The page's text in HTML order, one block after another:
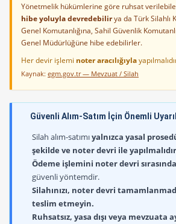
Yönetmelik hükümlerine göre ruhsat
hibe yoluyla devredebilirya da Türk Silahlı
Genel Komutanlığına, Sahil Güvenlik
Genel Müdürlüğüne hibe edebilirler.
Her devir işlemi noter aracılığıyla
Kaynak: egm.gov.tr — Mevzuat / Silah
Güvenli Alım-Satım İçin Önemli
Silah alım-satımıyalnızca yasal
şekilde ve noter devri ile
Ödeme işlemini noter devri sırasında
güvenli yöntemdir.
Silahınızı, noter devri
teslim etmeyin.
Ruhsatsız, yasa dışı veya mevzuata